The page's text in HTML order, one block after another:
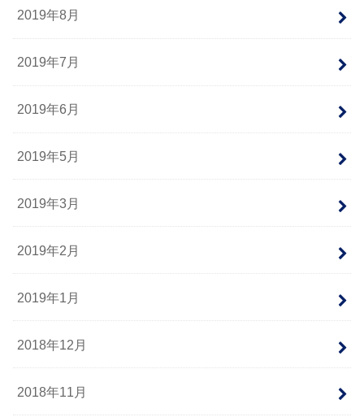
2019年8月
2019年7月
2019年6月
2019年5月
2019年3月
2019年2月
2019年1月
2018年12月
2018年11月